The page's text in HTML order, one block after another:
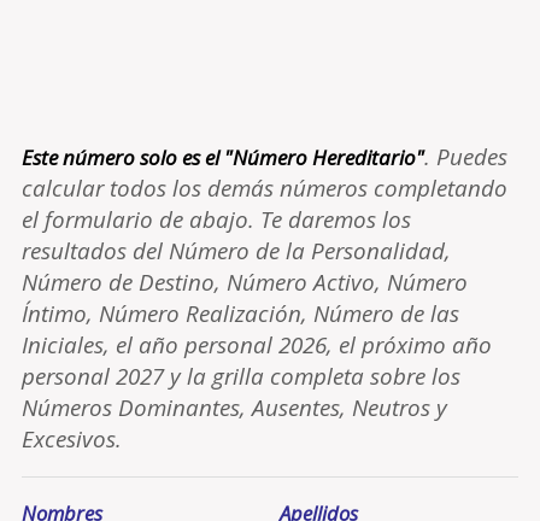
Este número solo es el "Número Hereditario". Puedes
calcular todos los demás números completando
el formulario de abajo. Te daremos los
resultados del Número de la Personalidad,
Número de Destino, Número Activo, Número
Íntimo, Número Realización, Número de las
Iniciales, el año personal 2026, el próximo año
personal 2027 y la grilla completa sobre los
Números Dominantes, Ausentes, Neutros y
Excesivos.
Nombres Apellidos